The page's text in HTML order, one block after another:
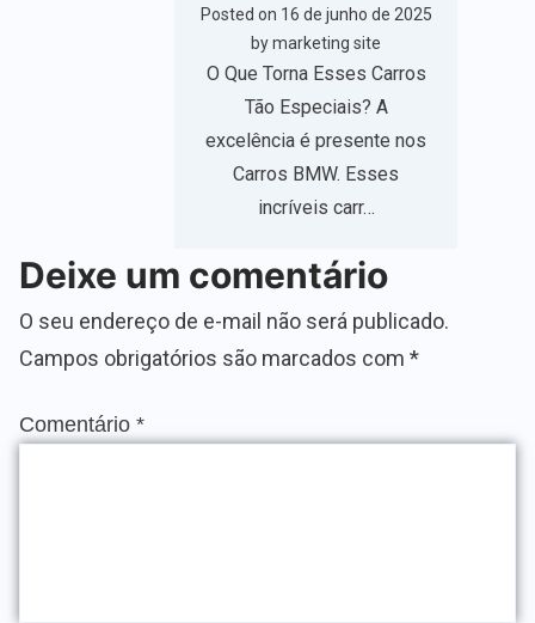
Posted on 16 de junho de 2025
bymarketing site
O Que Torna Esses Carros
Tão Especiais? A
excelência é presente nos
Carros BMW. Esses
incríveis carr…
Deixe um comentário
O seu endereço de e-mail não será publicado.
Campos obrigatórios são marcados com *
Comentário *